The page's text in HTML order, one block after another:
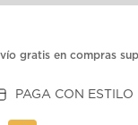
gratis en compras
PAGA CON ESTILO